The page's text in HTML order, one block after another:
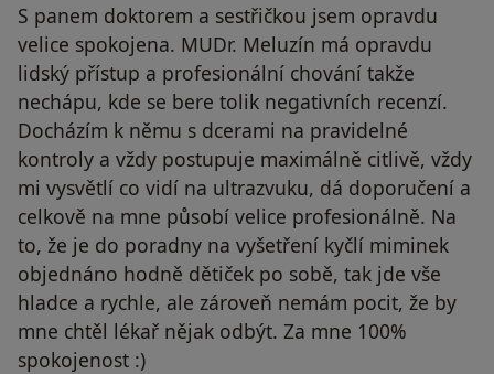
S panem doktorem a sestřičkou jsem opravdu
velice spokojena. MUDr. Meluzín má opravdu
lidský přístup a profesionální chování takže
nechápu, kde se bere tolik negativních recenzí.
Docházím k němu s dcerami na pravidelné
kontroly a vždy postupuje maximálně citlivě, vždy
mi vysvětlí co vidí na ultrazvuku, dá doporučení a
celkově na mne působí velice profesionálně. Na
to, že je do poradny na vyšetření kyčlí miminek
objednáno hodně dětiček po sobě, tak jde vše
hladce a rychle, ale zároveň nemám pocit, že by
mne chtěl lékař nějak odbýt. Za mne 100%
spokojenost :)